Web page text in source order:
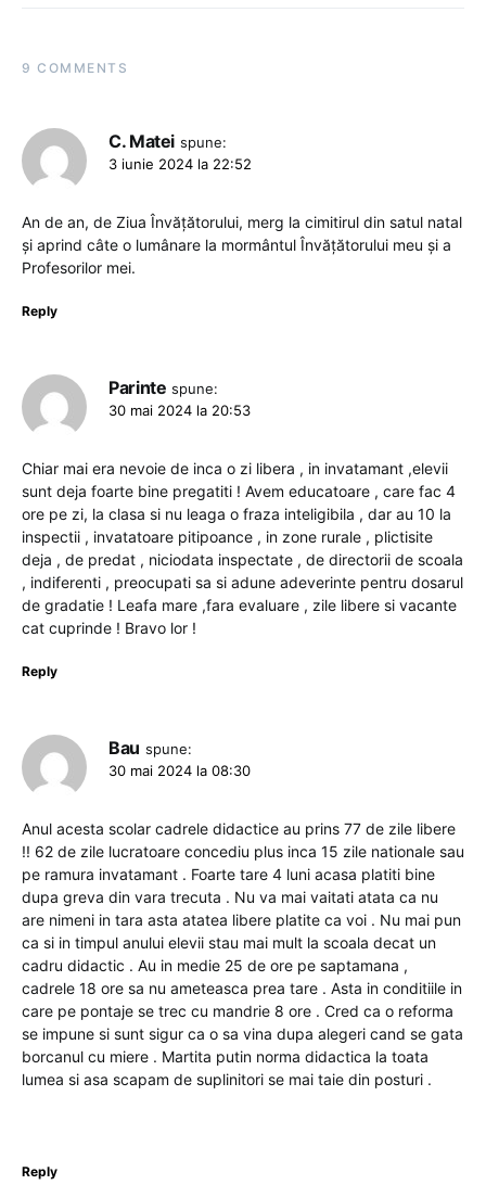
9 COMMENTS
C. Matei spune:
3 iunie 2024 la 22:52
An de an, de Ziua Învățătorului, merg la cimitirul din satul natal
și aprind câte o lumânare la mormântul Învățătorului meu și a
Profesorilor mei.
Reply
Parinte spune:
30 mai 2024 la 20:53
Chiar mai era nevoie de inca o zi libera , in invatamant ,elevii
sunt deja foarte bine pregatiti ! Avem educatoare , care fac 4
ore pe zi, la clasa si nu leaga o fraza inteligibila , dar au 10 la
inspectii , invatatoare pitipoance , in zone rurale , plictisite
deja , de predat , niciodata inspectate , de directorii de scoala
, indiferenti , preocupati sa si adune adeverinte pentru dosarul
de gradatie ! Leafa mare ,fara evaluare , zile libere si vacante
cat cuprinde ! Bravo lor !
Reply
Bau spune:
30 mai 2024 la 08:30
Anul acesta scolar cadrele didactice au prins 77 de zile libere
!! 62 de zile lucratoare concediu plus inca 15 zile nationale sau
pe ramura invatamant . Foarte tare 4 luni acasa platiti bine
dupa greva din vara trecuta . Nu va mai vaitati atata ca nu
are nimeni in tara asta atatea libere platite ca voi . Nu mai pun
ca si in timpul anului elevii stau mai mult la scoala decat un
cadru didactic . Au in medie 25 de ore pe saptamana ,
cadrele 18 ore sa nu ameteasca prea tare . Asta in conditiile in
care pe pontaje se trec cu mandrie 8 ore . Cred ca o reforma
se impune si sunt sigur ca o sa vina dupa alegeri cand se gata
borcanul cu miere . Martita putin norma didactica la toata
lumea si asa scapam de suplinitori se mai taie din posturi .
Reply